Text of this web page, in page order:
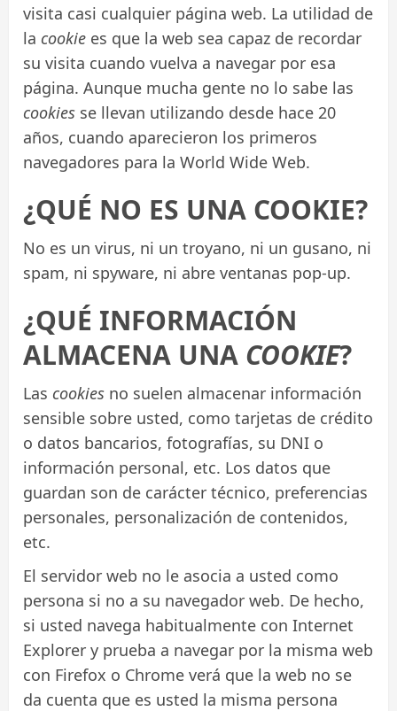
visita casi cualquier página web. La utilidad de
la cookie es que la web sea capaz de recordar
su visita cuando vuelva a navegar por esa
página. Aunque mucha gente no lo sabe las
cookies se llevan utilizando desde hace 20
años, cuando aparecieron los primeros
navegadores para la World Wide Web.
¿QUÉ NO ES UNA COOKIE?
No es un virus, ni un troyano, ni un gusano, ni
spam, ni spyware, ni abre ventanas pop-up.
¿QUÉ INFORMACIÓN
ALMACENA UNA COOKIE?
Las cookies no suelen almacenar información
sensible sobre usted, como tarjetas de crédito
o datos bancarios, fotografías, su DNI o
información personal, etc. Los datos que
guardan son de carácter técnico, preferencias
personales, personalización de contenidos,
etc.
El servidor web no le asocia a usted como
persona si no a su navegador web. De hecho,
si usted navega habitualmente con Internet
Explorer y prueba a navegar por la misma web
con Firefox o Chrome verá que la web no se
da cuenta que es usted la misma persona